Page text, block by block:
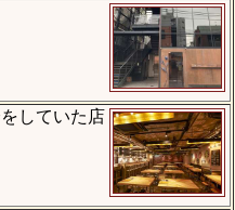
していた店